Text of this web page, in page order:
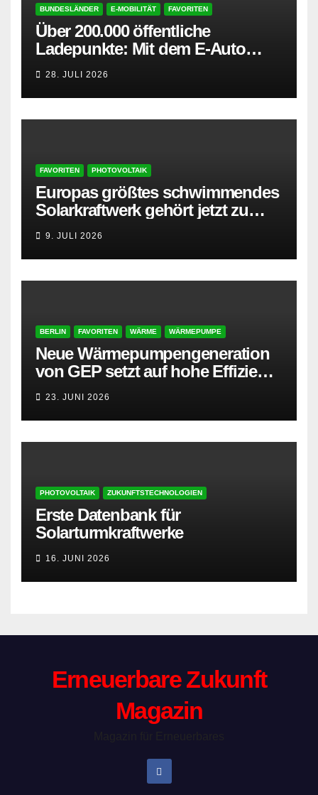
BUNDESLÄNDER E-MOBILITÄT FAVORITEN
Über 200.000 öffentliche
Ladepunkte: Mit dem E-Auto
entspannt in den Sommerurlaub
28. JULI 2026
FAVORITEN PHOTOVOLTAIK
Europas größtes schwimmendes
Solarkraftwerk gehört jetzt zu
AMPYR
9. JULI 2026
BERLIN FAVORITEN WÄRME WÄRMEPUMPE
Neue Wärmepumpengeneration
von GEP setzt auf hohe Effizienz
und besonders leisen Betrieb
23. JUNI 2026
PHOTOVOLTAIK ZUKUNFTSTECHNOLOGIEN
Erste Datenbank für
Solarturmkraftwerke
16. JUNI 2026
Erneuerbare Zukunft
Magazin